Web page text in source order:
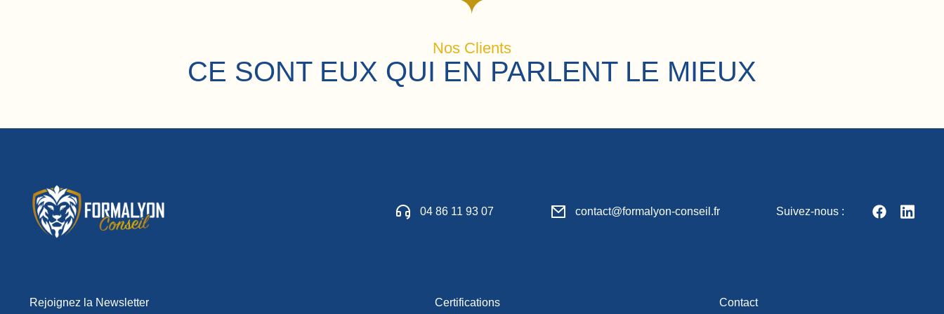
Nos Clients
CE SONT EUX QUI EN PARLENT LE MIEUX
04 86 11 93 07 contact@formalyon-conseil.fr Suivez-nous :
Rejoignez la Newsletter Certifications Contact